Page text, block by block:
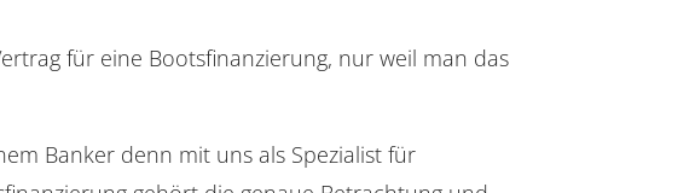
für eine Bootsfinanzierung, nur weil man das
Banker denn mit uns als Spezialist für